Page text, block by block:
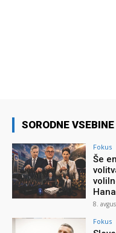
SORODNE VSEBINE
Fokus
Še
Hana
8.
Fokus